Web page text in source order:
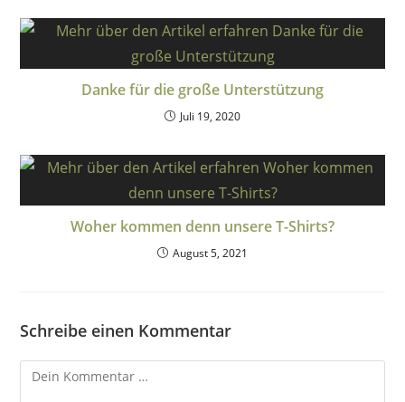
Danke für die große Unterstützung
Juli 19, 2020
Woher kommen denn unsere T-Shirts?
August 5, 2021
Schreibe einen Kommentar
Kommentar